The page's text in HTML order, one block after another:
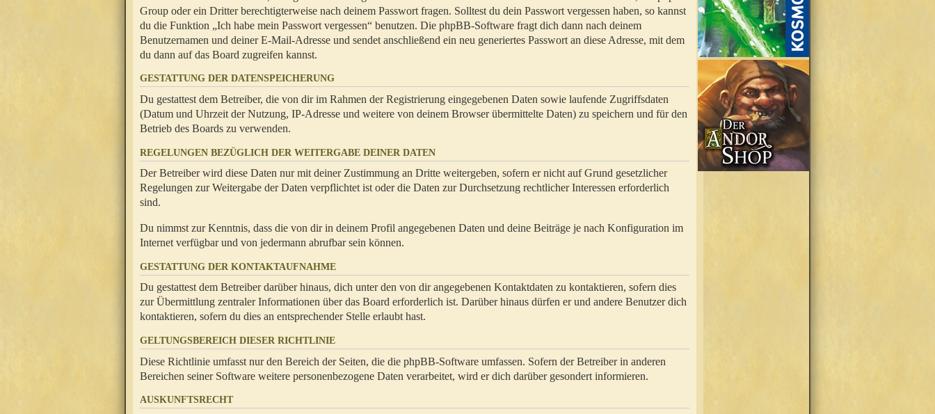
Group oder ein Dritter berechtigterweise nach deinem Passwort fragen. Solltest du dein Passwort vergessen haben, so kannst
du die Funktion „Ich habe mein Passwort vergessen“ benutzen. Die phpBB-Software fragt dich dann nach deinem
Benutzernamen und deiner E-Mail-Adresse und sendet anschließend ein neu generiertes Passwort an diese Adresse, mit dem
du dann auf das Board zugreifen kannst.
GESTATTUNG DER DATENSPEICHERUNG
Du gestattest dem Betreiber, die von dir im Rahmen der Registrierung eingegebenen Daten sowie laufende Zugriffsdaten
(Datum und Uhrzeit der Nutzung, IP-Adresse und weitere von deinem Browser übermittelte Daten) zu speichern und für den
Betrieb des Boards zu verwenden.
REGELUNGEN BEZÜGLICH DER WEITERGABE DEINER DATEN
Der Betreiber wird diese Daten nur mit deiner Zustimmung an Dritte weitergeben, sofern er nicht auf Grund gesetzlicher
Regelungen zur Weitergabe der Daten verpflichtet ist oder die Daten zur Durchsetzung rechtlicher Interessen erforderlich
sind.
Du nimmst zur Kenntnis, dass die von dir in deinem Profil angegebenen Daten und deine Beiträge je nach Konfiguration im
Internet verfügbar und von jedermann abrufbar sein können.
GESTATTUNG DER KONTAKTAUFNAHME
Du gestattest dem Betreiber darüber hinaus, dich unter den von dir angegebenen Kontaktdaten zu kontaktieren, sofern dies
zur Übermittlung zentraler Informationen über das Board erforderlich ist. Darüber hinaus dürfen er und andere Benutzer dich
kontaktieren, sofern du dies an entsprechender Stelle erlaubt hast.
GELTUNGSBEREICH DIESER RICHTLINIE
Diese Richtlinie umfasst nur den Bereich der Seiten, die die phpBB-Software umfassen. Sofern der Betreiber in anderen
Bereichen seiner Software weitere personenbezogene Daten verarbeitet, wird er dich darüber gesondert informieren.
AUSKUNFTSRECHT